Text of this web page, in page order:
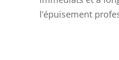
l’épuisement